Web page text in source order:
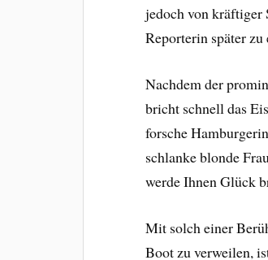
jedoch von kräftiger
Reporterin später
Nachdem der
bricht schnell das
forsche
schlanke blonde
werde Ihnen Glück
Mit solch einer
Boot zu verweilen,